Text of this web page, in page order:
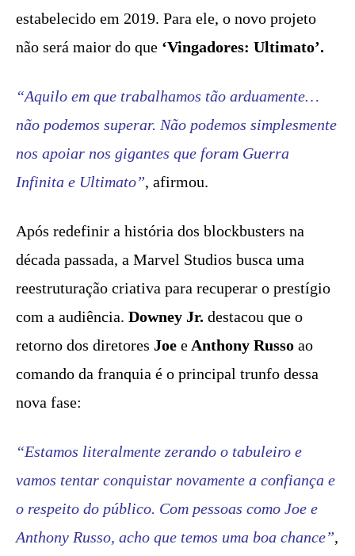
estabelecido em 2019. Para ele, o novo projeto
não será maior do que ‘Vingadores: Ultimato’.
“Aquilo em que trabalhamos tão arduamente…
não podemos superar. Não podemos simplesmente
nos apoiar nos gigantes que foram Guerra
Infinita e Ultimato”, afirmou.
Após redefinir a história dos blockbusters na
década passada, a Marvel Studios busca uma
reestruturação criativa para recuperar o prestígio
com a audiência. Downey Jr. destacou que o
retorno dos diretores Joe e Anthony Russo ao
comando da franquia é o principal trunfo dessa
nova fase:
“Estamos literalmente zerando o tabuleiro e
vamos tentar conquistar novamente a confiança e
o respeito do público. Com pessoas como Joe e
Anthony Russo, acho que temos uma boa chance”,